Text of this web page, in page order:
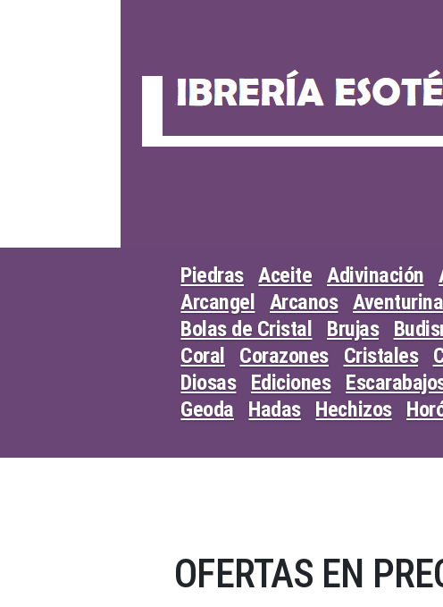
Piedras Aceite Adivinación
Arcangel
Arcanos Aventurina
Bolas de Cristal
Brujas
Coral
Corazones Cristales
Diosas
Ediciones
Geoda
Hadas Hechizos
OFERTAS EN